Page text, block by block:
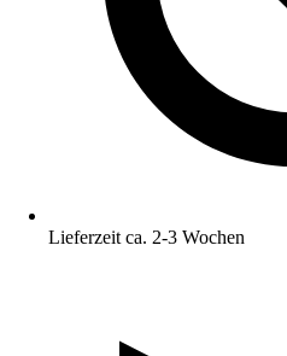
Lieferzeit ca. 2-3 Wochen